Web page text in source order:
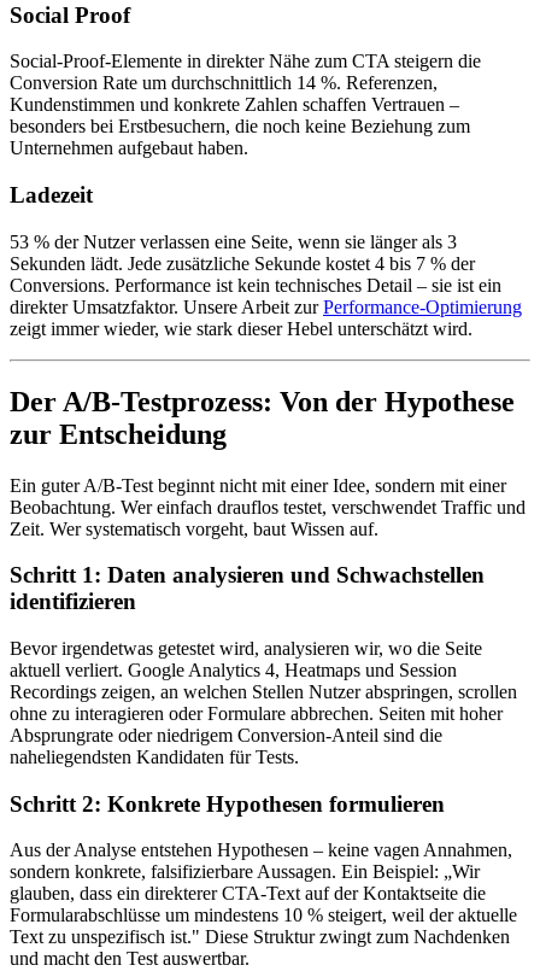
Social Proof
Social-Proof-Elemente in direkter Nähe zum CTA steigern die
Conversion Rate um durchschnittlich 14 %. Referenzen,
Kundenstimmen und konkrete Zahlen schaffen Vertrauen –
besonders bei Erstbesuchern, die noch keine Beziehung zum
Unternehmen aufgebaut haben.
Ladezeit
53 % der Nutzer verlassen eine Seite, wenn sie länger als 3
Sekunden lädt. Jede zusätzliche Sekunde kostet 4 bis 7 % der
Conversions. Performance ist kein technisches Detail – sie ist ein
direkter Umsatzfaktor. Unsere Arbeit zurPerformance-Optimierung
zeigt immer wieder, wie stark dieser Hebel unterschätzt wird.
Der A/B-Testprozess: Von der Hypothese
zur Entscheidung
Ein guter A/B-Test beginnt nicht mit einer Idee, sondern mit einer
Beobachtung. Wer einfach drauflos testet, verschwendet Traffic und
Zeit. Wer systematisch vorgeht, baut Wissen auf.
Schritt 1: Daten analysieren und Schwachstellen
identifizieren
Bevor irgendetwas getestet wird, analysieren wir, wo die Seite
aktuell verliert. Google Analytics 4, Heatmaps und Session
Recordings zeigen, an welchen Stellen Nutzer abspringen, scrollen
ohne zu interagieren oder Formulare abbrechen. Seiten mit hoher
Absprungrate oder niedrigem Conversion-Anteil sind die
naheliegendsten Kandidaten für Tests.
Schritt 2: Konkrete Hypothesen formulieren
Aus der Analyse entstehen Hypothesen – keine vagen Annahmen,
sondern konkrete, falsifizierbare Aussagen. Ein Beispiel: „Wir
glauben, dass ein direkterer CTA-Text auf der Kontaktseite die
Formularabschlüsse um mindestens 10 % steigert, weil der aktuelle
Text zu unspezifisch ist." Diese Struktur zwingt zum Nachdenken
und macht den Test auswertbar.